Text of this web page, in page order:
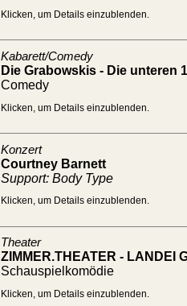
Klicken, um Details einzublenden.
Kabarett/Comedy
Die Grabowskis - Die unteren
Comedy
Klicken, um Details einzublenden.
Konzert
Courtney Barnett
Support: Body Type
Klicken, um Details einzublenden.
Theater
ZIMMER.THEATER - LANDEI
Schauspielkomödie
Klicken, um Details einzublenden.